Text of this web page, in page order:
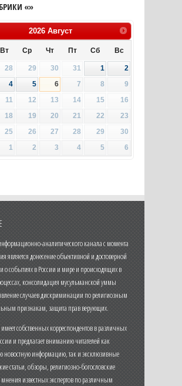
«»
2026 Август
Вт Ср Чт Пт Сб Вс
28 29 30 31 1
2
4 5 6 7 8
9
11 12 13 14 15
16
18 19 20 21 22
23
25 26 27 28 29
30
1 2 3 4 5 6
аналитического канала с момента
является донесение объективной и достоверной
о событиях в России и мире и происходящих в
консолидация мусульманской уммы
случаев дискриминации по религиозным
признакам, защита прав верующих.
собственных корреспондентов в различных
и предлагает вниманию читателей как
новостную информацию, так и эксклюзивные
статьи, обзоры, религиозно-богословские
известных экспертов по различным